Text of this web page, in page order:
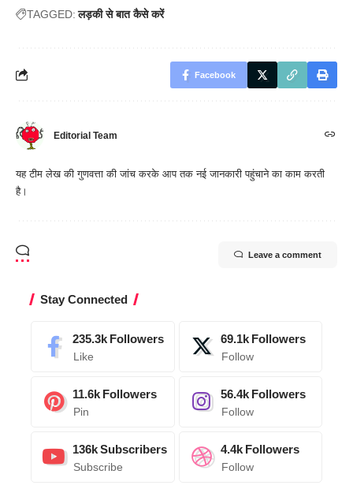
TAGGED: लड़की से बात कैसे करें
Facebook
Editorial Team
यह टीम लेख की गुणवत्ता की जांच करके आप तक नई जानकारी पहुंचाने का काम करती
है।
Leave a comment
Stay Connected
235.3k Followers
Like
69.1k Followers
Follow
11.6k Followers
Pin
56.4k Followers
Follow
136kSubscribers
Subscribe
4.4k Followers
Follow